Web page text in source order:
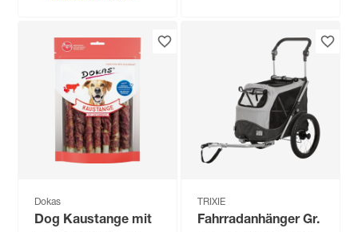
Dokas
Dog Kaustange mit
TRIXIE
Fahrradanhänger Gr.